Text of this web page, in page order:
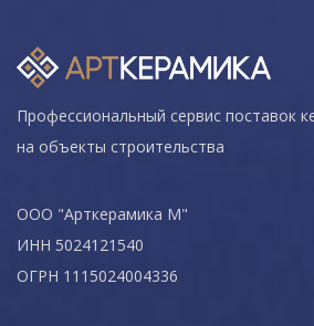
Профессиональный сервис поставок
на объекты строительства
ООО "Арткерамика М"
ИНН 5024121540
ОГРН 1115024004336